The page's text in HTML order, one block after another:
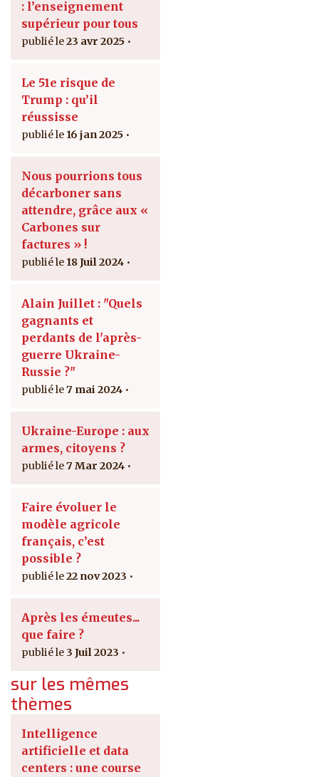
: l’enseignement
supérieur pour tous
23 avr 2025
Le 51e risque de
Trump : qu’il
réussisse
16 jan 2025
Nous pourrions tous
décarboner sans
attendre, grâce aux «
Carbones sur
factures » !
18 Juil 2024
Alain Juillet : "Quels
gagnants et
perdants de l'après-
guerre Ukraine-
Russie ?"
7 mai 2024
Ukraine-Europe : aux
armes, citoyens ?
7 Mar 2024
Faire évoluer le
modèle agricole
français, c’est
possible ?
22 nov 2023
Après les émeutes...
que faire ?
3 Juil 2023
sur les mêmes
thèmes
Intelligence
artificielle et data
centers : une course